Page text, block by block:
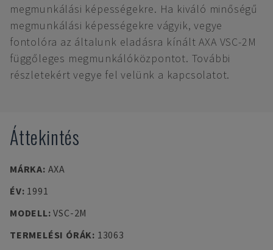
megmunkálási képességekre. Ha kiváló minőségű
megmunkálási képességekre vágyik, vegye
fontolóra az általunk eladásra kínált AXA VSC-2M
függőleges megmunkálóközpontot. További
részletekért vegye fel velünk a kapcsolatot.
Áttekintés
MÁRKA: AXA
ÉV: 1991
MODELL:VSC-2M
TERMELÉSI ÓRÁK: 13063